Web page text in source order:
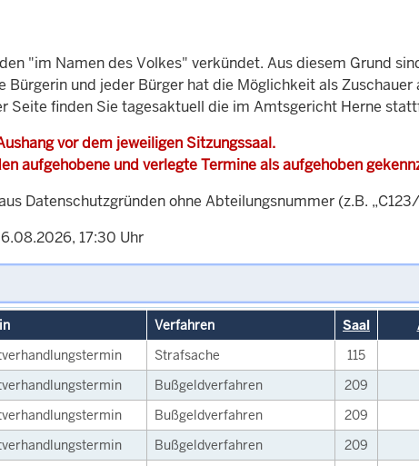
"im Namen des Volkes" verkündet. Aus diesem Grund
Bürgerin und jeder Bürger hat die Möglichkeit als
Seite finden Sie tagesaktuell die im Amtsgericht Herne
vor dem jeweiligen Sitzungssaal.
aufgehobene und verlegte Termine als aufgehoben
Datenschutzgründen ohne Abteilungsnummer (z.B.
17:30 Uhr
Verfahren Saal
Strafsache 115
Bußgeldverfahren 209
Bußgeldverfahren 209
Bußgeldverfahren 209